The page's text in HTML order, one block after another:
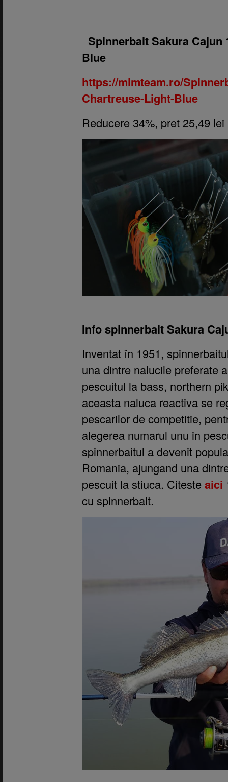
Spinnerbait Sakura Cajun
Blue
https://mimteam.ro/
Chartreuse-Light-Blue
Reducere 34%, pret 25,49 lei
Info spinnerbait Sakura
Inventat în 1951,
una dintre nalucile preferate
pescuitul la bass, northern
aceasta naluca reactiva se
pescarilor de competitie,
alegerea numarul unu in
spinnerbaitul a devenit
Romania, ajungand una
pescuit la stiuca. Citeste aici
cu spinnerbait.